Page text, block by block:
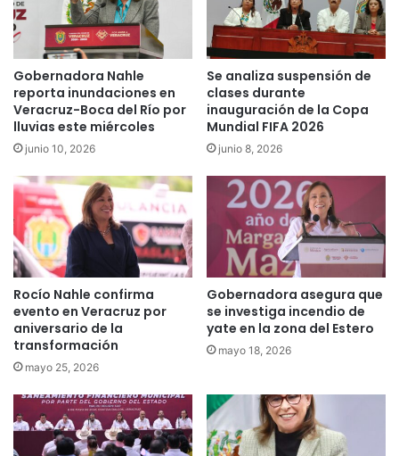
Gobernadora Nahle
reporta inundaciones en
Veracruz-Boca del Río por
lluvias este miércoles
junio 10, 2026
Se analiza suspensión de
clases durante
inauguración de la Copa
Mundial FIFA 2026
junio 8, 2026
Rocío Nahle confirma
evento en Veracruz por
aniversario de la
transformación
mayo 25, 2026
Gobernadora asegura que
se investiga incendio de
yate en la zona del Estero
mayo 18, 2026